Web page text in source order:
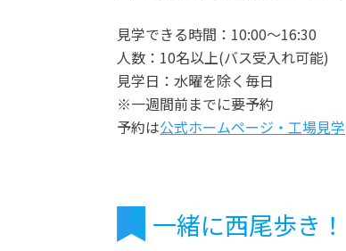
見学できる時間：10:00～16:30
人数：10名以上(バス受入れ可能)
見学日：水曜を除く毎日
※一週間前までに要予約
予約は公式ホームページ・工場見学
一緒に西尾歩き！